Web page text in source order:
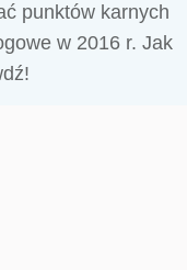
punktów karnych
w 2016 r. Jak